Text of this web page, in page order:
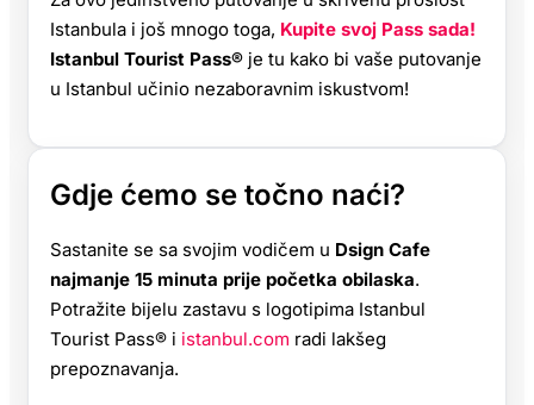
Istanbula i još mnogo toga, Kupite svoj Pass sada!
Istanbul Tourist Pass® je tu kako bi vaše putovanje
u Istanbul učinio nezaboravnim iskustvom!
Gdje ćemo se točno naći?
Sastanite se sa svojim vodičem u Dsign Cafe
najmanje 15 minuta prije početka obilaska.
Potražite bijelu zastavu s logotipima Istanbul
Tourist Pass® i istanbul.com radi lakšeg
prepoznavanja.